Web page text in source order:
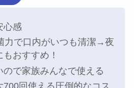
心感
力で口内がいつも清潔→夜
おすすめ！
ので家族みんなで使える